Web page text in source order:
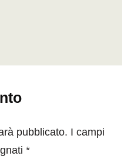
pubblicato. I campi
*